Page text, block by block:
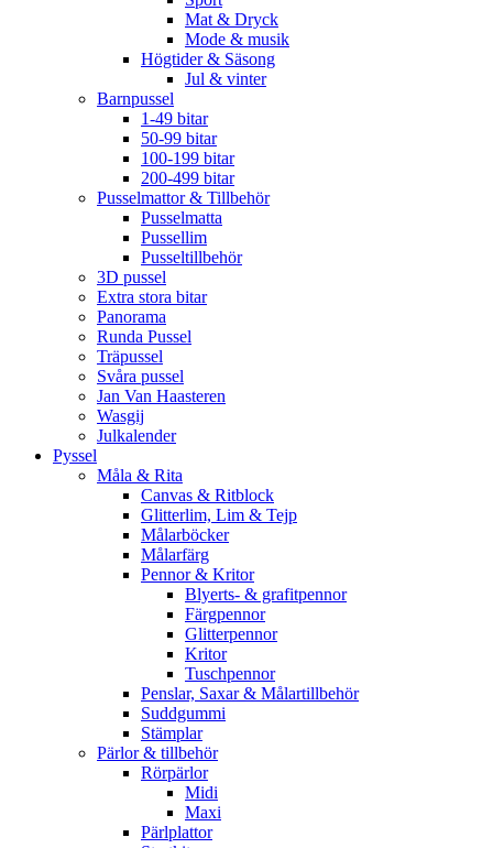
Mat & Dryck
Mode & musik
Högtider & Säsong
Jul & vinter
Barnpussel
1-49 bitar
50-99 bitar
100-199 bitar
200-499 bitar
Pusselmattor & Tillbehör
Pusselmatta
Pussellim
Pusseltillbehör
3D pussel
Extra stora bitar
Panorama
Runda Pussel
Träpussel
Svåra pussel
Jan Van Haasteren
Wasgij
Julkalender
Pyssel
Måla & Rita
Canvas & Ritblock
Glitterlim, Lim & Tejp
Målarböcker
Målarfärg
Pennor & Kritor
Blyerts- & grafitpennor
Färgpennor
Glitterpennor
Kritor
Tuschpennor
Penslar, Saxar & Målartillbehör
Suddgummi
Stämplar
Pärlor & tillbehör
Rörpärlor
Midi
Maxi
Pärlplattor